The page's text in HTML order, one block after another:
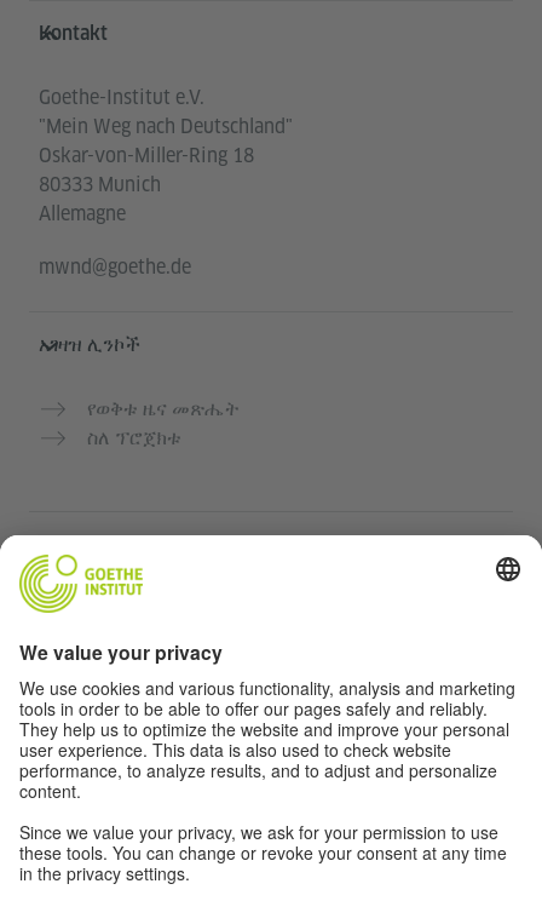
Service- und Informationsbereich
Kontakt
Goethe-Institut e.V.
"Mein Weg nach Deutschland"
Oskar-von-Miller-Ring 18
80333 Munich
Allemagne
mwnd@goethe.de
አገዛዝ ሊንኮች
የወቅቱ ዜና መጽሔት
ስለ ፕሮጀክቱ
የGoethe-Institut የጀርመን ቋንቋ ክፍሎች
የአስተማማኝ መድረክ „Deutschstunde“
ግላዊነት እና አንዳች እንቅስቃሴ የለሽ መዳረሻ
የግላዊነት ቅንብሮች